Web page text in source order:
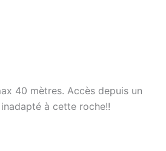
40 mètres. Accès depuis un
à cette roche!!